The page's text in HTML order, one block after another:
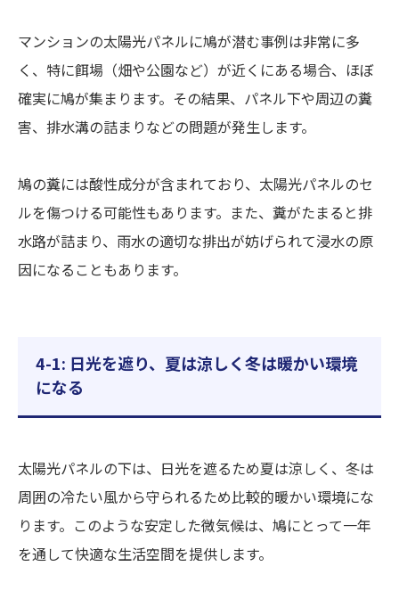
マンションの太陽光パネルに鳩が潜む事例は非常に多
く、特に餌場（畑や公園など）が近くにある場合、ほぼ
確実に鳩が集まります。その結果、パネル下や周辺の糞
害、排水溝の詰まりなどの問題が発生します。
鳩の糞には酸性成分が含まれており、太陽光パネルのセ
ルを傷つける可能性もあります。また、糞がたまると排
水路が詰まり、雨水の適切な排出が妨げられて浸水の原
因になることもあります。
4-1: 日光を遮り、夏は涼しく冬は暖かい環境
になる
太陽光パネルの下は、日光を遮るため夏は涼しく、冬は
周囲の冷たい風から守られるため比較的暖かい環境にな
ります。このような安定した微気候は、鳩にとって一年
を通して快適な生活空間を提供します。